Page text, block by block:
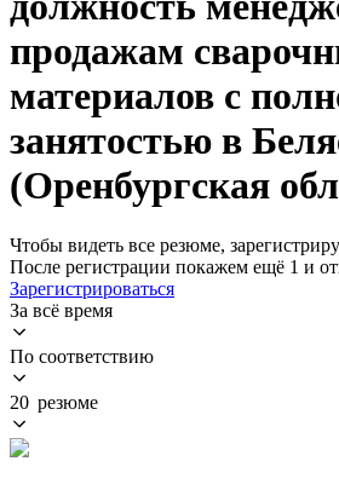
продажам
материалов с
занятостью в
(Оренбургская
Чтобы видеть все резюме,
После регистрации покажем ещё 1 и
Зарегистрироваться
За всё время
По соответствию
20 резюме